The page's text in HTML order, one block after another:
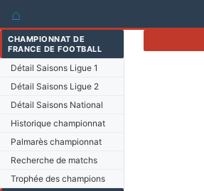
⌂
CHAMPIONNAT DE
FRANCE DE FOOTBALL
Détail Saisons Ligue 1
Détail Saisons Ligue 2
Détail Saisons National
Historique championnat
Palmarès championnat
Recherche de matchs
Trophée des champions